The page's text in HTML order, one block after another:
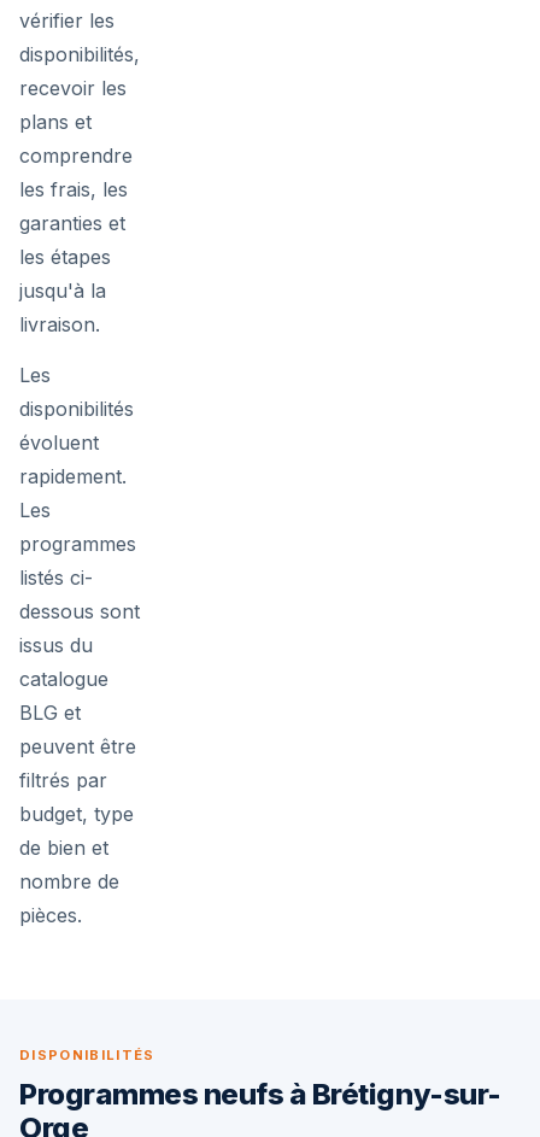
vérifier les
disponibilités,
recevoir les
plans et
comprendre
les frais, les
garanties et
les étapes
jusqu'à la
livraison.
Les
disponibilités
évoluent
rapidement.
Les
programmes
listés ci-
dessous sont
issus du
catalogue
BLG et
peuvent être
filtrés par
budget, type
de bien et
nombre de
pièces.
DISPONIBILITÉS
Programmes neufs à Brétigny-sur-
Orge